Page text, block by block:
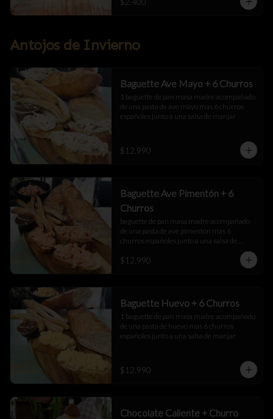
Antojos de Invierno
Baguette Ave Mayo + 6 Churros
1 baguette de pan masa madre acompañado
de una pasta de ave mayo mas 6 churros
españoles junto a una salsa de manjar
$12.990
Baguette Ave Pimentón + 6
Churros
baguette de pan masa madre acompañado
de una pasta de ave pimentón mas 6
churros españoles junto a una salsa de
$12.990
Baguette Huevo + 6 Churros
1 baguette de pan masa madre acompañado
de una pasta de huevo mas 6 churros
españoles junto a una salsa de manjar
$12.990
Chocolate Caliente + Churro